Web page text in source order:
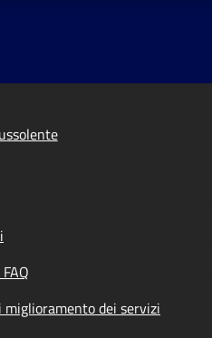
miglioramento dei servizi